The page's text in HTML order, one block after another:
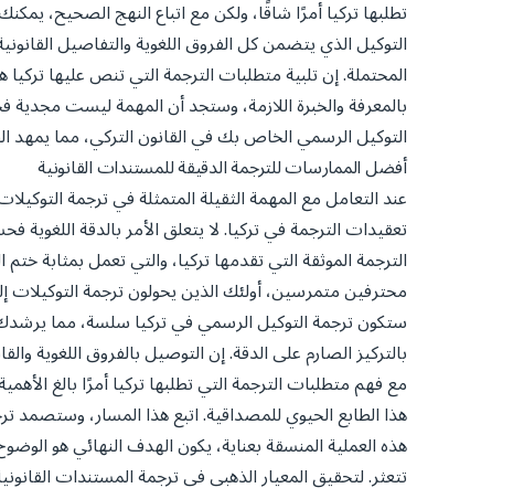
تطلبها تركيا أمرًا شاقًا، ولكن مع اتباع النهج الصحيح،
التوكيل الذي يتضمن كل الفروق اللغوية والتفاصيل
المحتملة. إن تلبية متطلبات الترجمة التي تنص عليها
بالمعرفة والخبرة اللازمة، وستجد أن المهمة ليست
التوكيل الرسمي الخاص بك في القانون التركي، مما
أفضل الممارسات للترجمة الدقيقة للمستندات القانونية
عند التعامل مع المهمة الثقيلة المتمثلة في ترجمة
تعقيدات الترجمة في تركيا. لا يتعلق الأمر بالدقة
الترجمة الموثقة التي تقدمها تركيا، والتي تعمل
محترفين متمرسين، أولئك الذين يحولون ترجمة
ستكون ترجمة التوكيل الرسمي في تركيا سلسة، مما
بالتركيز الصارم على الدقة. إن التوصيل بالفروق اللغوية
مع فهم متطلبات الترجمة التي تطلبها تركيا أمرًا بالغ
هذا الطابع الحيوي للمصداقية. اتبع هذا المسار، وستصمد
هذه العملية المنسقة بعناية، يكون الهدف النهائي هو
تتعثر. لتحقيق المعيار الذهبي في ترجمة المستندات